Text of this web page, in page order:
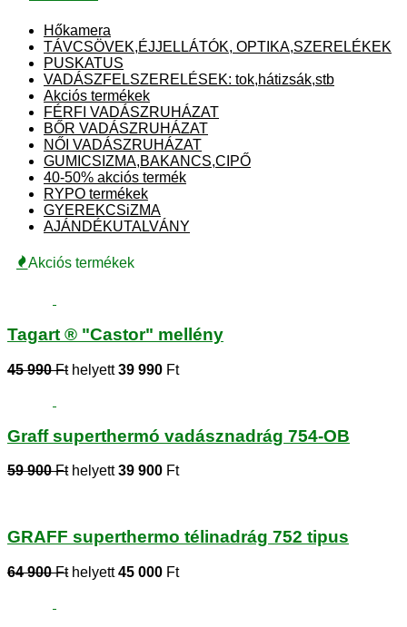
Hőkamera
TÁVCSÖVEK,ÉJJELLÁTÓK, OPTIKA,SZERELÉKEK
PUSKATUS
VADÁSZFELSZERELÉSEK: tok,hátizsák,stb
Akciós termékek
FÉRFI VADÁSZRUHÁZAT
BŐR VADÁSZRUHÁZAT
NŐI VADÁSZRUHÁZAT
GUMICSIZMA,BAKANCS,CIPŐ
40-50% akciós termék
RYPO termékek
GYEREKCSiZMA
AJÁNDÉKUTALVÁNY
Akciós termékek
Tagart ® "Castor" mellény
45 990 Fthelyett39 990 Ft
Graff superthermó vadásznadrág 754-OB
59 900 Fthelyett39 900 Ft
GRAFF superthermo télinadrág 752 tipus
64 900 Fthelyett45 000 Ft